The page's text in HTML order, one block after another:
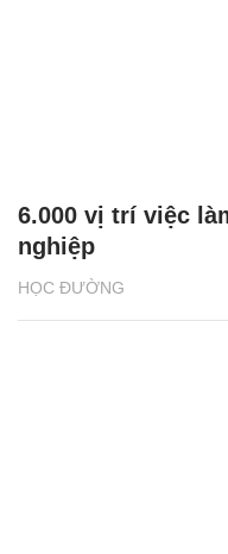
HỌC ĐƯỜNG
6.000 vị trí việc
nghiệp